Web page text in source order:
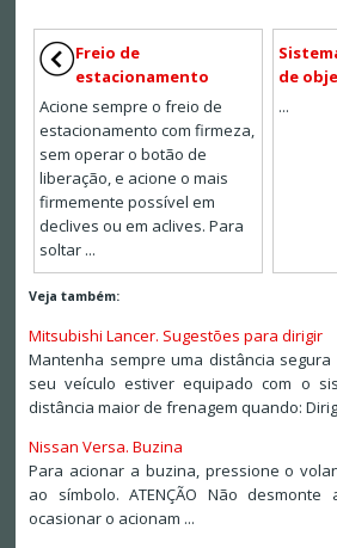
Freio de
estacionamento
Acione sempre o freio de
estacionamento com firmeza,
sem operar o botão de
liberação, e acione o mais
firmemente possível em
declives ou em aclives. Para
soltar ...
de
...
Veja também:
Mitsubishi Lancer. Sugestões para dirigir
Mantenha sempre uma distância
seu veículo estiver equipado com o
distância maior de frenagem quando: Dirig
Nissan Versa. Buzina
Para acionar a buzina, pressione o
ao símbolo. ATENÇÃO Não
ocasionar o acionam ...